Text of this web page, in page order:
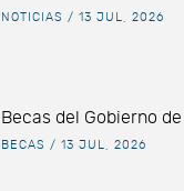
NOTICIAS / 13 JUL, 2026
Becas del Gobierno
BECAS / 13 JUL, 2026